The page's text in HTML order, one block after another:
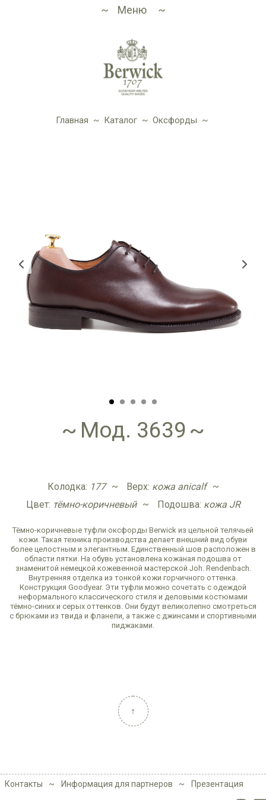
Меню
Главная ~ Каталог ~ Оксфорды ~
Мод. 3639
Колодка: 177 Верх: кожа anicalf
Цвет: тёмно-коричневый Подошва: кожа JR
Тёмно-коричневые туфли оксфорды Berwick из цельной телячьей
кожи. Такая техника производства делает внешний вид обуви
более целостным и элегантным. Единственный шов расположен в
области пятки. На обувь установлена кожаная подошва от
знаменитой немецкой кожевенной мастерской Joh. Rendenbach.
Внутренняя отделка из тонкой кожи горчичного оттенка.
Конструкция Goodyear. Эти туфли можно сочетать с одеждой
неформального классического стиля и деловыми костюмами
тёмно-синих и серых оттенков. Они будут великолепно смотреться
с брюками из твида и фланели, а также с джинсами и спортивными
пиджаками.
↑
Контакты Информация для партнеров Презентация